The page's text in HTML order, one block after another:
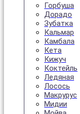
Горбуша
Дорадо
Зубатка
Кальмар
Камбала
Кета
Кижуч
Коктейль
Ледяная
Лосось
Макрурус
Мидии